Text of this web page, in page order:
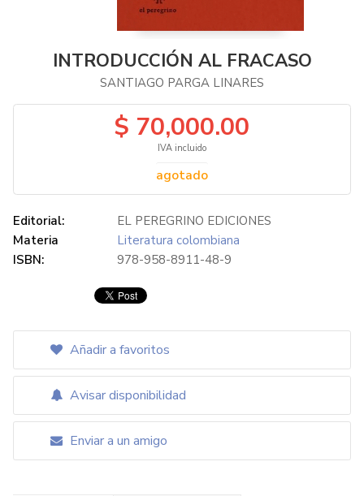
INTRODUCCIÓN AL FRACASO
SANTIAGO PARGA LINARES
$ 70,000.00
IVA incluido
agotado
Editorial:
EL PEREGRINO EDICIONES
Materia
Literatura colombiana
ISBN:
978-958-8911-48-9
Añadir a favoritos
Avisar disponibilidad
Enviar a un amigo